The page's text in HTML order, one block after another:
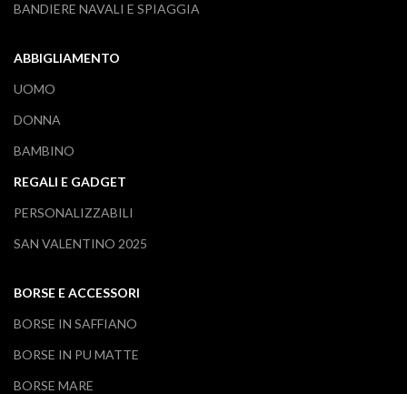
BANDIERE NAVALI E SPIAGGIA
ABBIGLIAMENTO
UOMO
DONNA
BAMBINO
REGALI E GADGET
PERSONALIZZABILI
SAN VALENTINO 2025
BORSE E ACCESSORI
BORSE IN SAFFIANO
BORSE IN PU MATTE
BORSE MARE